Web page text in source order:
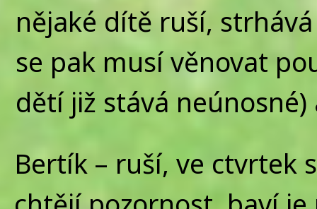
nějaké dítě ruší,
se pak musí věnovat
dětí již stává
Bertík – ruší, ve ctvrtek